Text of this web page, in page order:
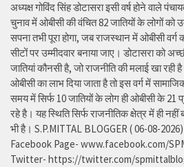
अध्यक्ष गोविंद सिंह डोटासरा इसी वर्ष होने वाले
चुनाव में ओबीसी की वंचित 82 जातियों के लोगों को
सपना तभी पूरा होगा, जब राजस्थान में ओबीसी वर्ग
सीटों पर उम्मीदवार बनाया जाए। डोटासरा को
जातियां कौनसी है, जो राजनीति की मलाई खा रही
ओबीसी का लाभ दिया जाता है तो इस वर्ग में
समय में सिर्फ 10 जातियों के लोग ही ओबीसी के 21
रहे है। यह स्थिति सिर्फ राजनीतिक क्षेत्र में ही
भी है। S.P.MITTAL BLOGGER ( 06-08-
Facebook Page- www.facebook.com/
Twitter- https://twitter.com/